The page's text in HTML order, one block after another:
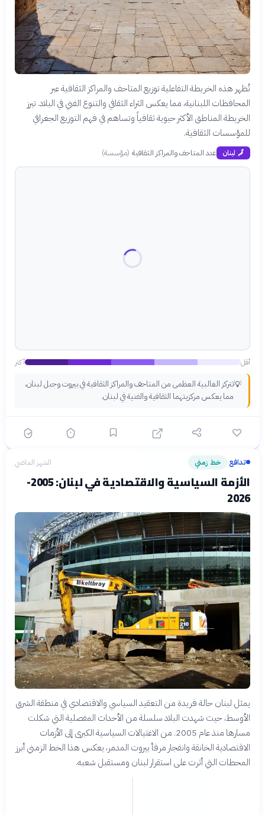
تُظهر هذه الخريطة التفاعلية توزيع المتاحف والمراكز الثقافية عبر
المحافظات اللبنانية، مما يعكس الثراء الثقافي والتنوع الفني في البلاد. تبرز
الخريطة المناطق الأكثر حيوية ثقافياً وتساهم في فهم التوزيع الجغرافي
للمؤسسات الثقافية.
🗾 لبنان عدد المتاحف والمراكز الثقافية (مؤسسة)
أقل أكثر
💡تتركز الغالبية العظمى من المتاحف والمراكز الثقافية في بيروت وجبل لبنان،
مما يعكس مركزيتهما الثقافية والفنية في لبنان.
تدافع› خط زمني الشهر الماضي
الأزمة السياسية والاقتصادية في لبنان: 2005-
2026
يمثل لبنان حالة فريدة من التعقيد السياسي والاقتصادي في منطقة الشرق
الأوسط، حيث شهدت البلاد سلسلة من الأحداث المفصلية التي شكلت
مسارها منذ عام 2005. من الاغتيالات السياسية الكبرى إلى الأزمات
الاقتصادية الخانقة وانفجار مرفأ بيروت المدمر، يعكس هذا الخط الزمني أبرز
المحطات التي أثرت على استقرار لبنان ومستقبل شعبه.